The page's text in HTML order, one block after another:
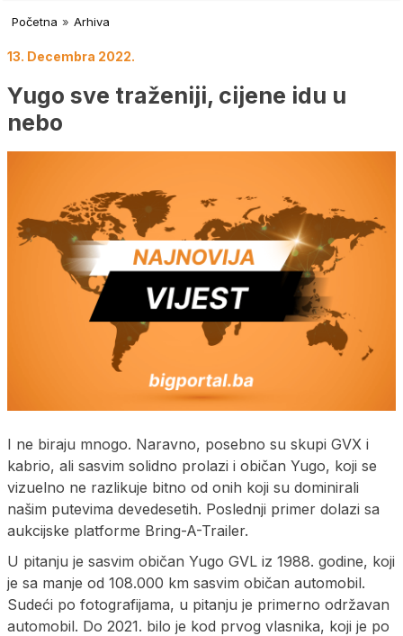
Početna » Arhiva
13. Decembra 2022.
Yugo sve traženiji, cijene idu u
nebo
I ne biraju mnogo. Naravno, posebno su skupi GVX i
kabrio, ali sasvim solidno prolazi i običan Yugo, koji se
vizuelno ne razlikuje bitno od onih koji su dominirali
našim putevima devedesetih. Poslednji primer dolazi sa
aukcijske platforme Bring-A-Trailer.
U pitanju je sasvim običan Yugo GVL iz 1988. godine, koji
je sa manje od 108.000 km sasvim običan automobil.
Sudeći po fotografijama, u pitanju je primerno održavan
automobil. Do 2021. bilo je kod prvog vlasnika, koji je po